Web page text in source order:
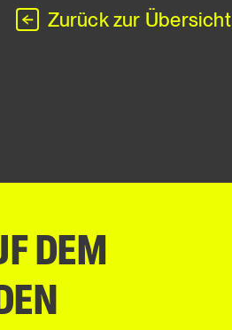
Zurück zur Übersicht
DEM